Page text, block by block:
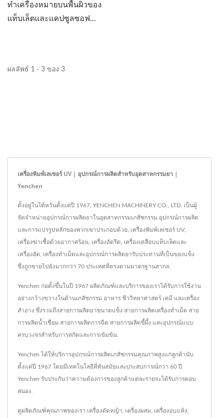
ทำเครื่องหมายบนพื้นผิวของ
แท็บเล็ตและแคปซูลซอฟ
ผลลัพธ์ 1 - 3 ของ 3
เครื่องพิมพ์เลเซอร์ UV | อุปกรณ์การผลิตสำหรับอุตสาหกรรมยา |
Yenchen
ตั้งอยู่ในไต้หวันตั้งแต่ปี 1967, YENCHEN MACHINERY CO., LTD. เป็นผู้
จัดจำหน่ายอุปกรณ์การผลิตยาในอุตสาหกรรมเภสัชกรรม.อุปกรณ์การผลิต
และการแปรรูปหลักของพวกเขาประกอบด้วย, เครื่องพิมพ์เลเซอร์ UV,
เครื่องฆ่าเชื้อด้วยอากาศร้อน, เครื่องอัดรีด, เครื่องเคลือบแท็บเล็ตและ
เครื่องอัด, เครื่องทำเม็ดและอุปกรณ์การผลิตยารับประทานที่เป็นของแข็ง
ซึ่งถูกขายไปยังมากกว่า 70 ประเทศที่ตรงตามมาตรฐานสากล.
Yenchen ก่อตั้งขึ้นในปี 1967 ผลิตภัณฑ์และบริการของเราได้รับการใช้งาน
อย่างกว้างขวางในด้านเภสัชกรรม อาหาร ชีววิทยาศาสตร์ เคมี และเครื่อง
สำอาง ซึ่งรวมถึงสายการผลิตยาขนาดแข็ง สายการผลิตเครื่องทำเม็ด สาย
การผลิตน้ำเชื่อม สายการผลิตการฉีด สายการผลิตขี้ผึ้ง และอุปกรณ์แบบ
ครบวงจรสำหรับการสกัดและการเข้มข้น.
Yenchen ได้ให้บริการอุปกรณ์การผลิตเภสัชกรรมคุณภาพสูงแก่ลูกค้านับ
ตั้งแต่ปี 1967 โดยมีเทคโนโลยีที่ทันสมัยและประสบการณ์กว่า 60 ปี
Yenchen รับประกันว่าความต้องการของลูกค้าแต่ละรายจะได้รับการตอบ
สนอง.
ดูผลิตภัณฑ์คุณภาพของเรา เครื่องตัดหญ้า, เครื่องผสม, เครื่องอบแห้ง,